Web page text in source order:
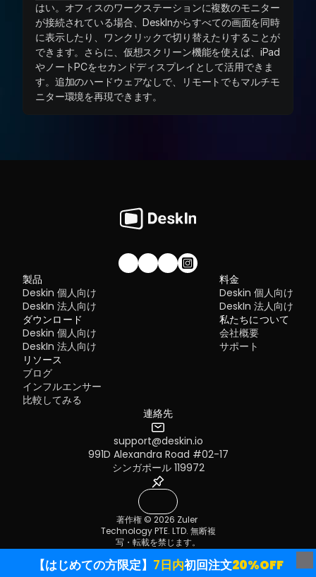
はい。オフィスのワークステーションに複数のモニター
が接続されている場合、DeskInからすべての画面を同時
に表示したり、ワンクリックで切り替えたりすることが
できます。さらに、仮想スクリーン機能を使えば、iPad
やノートPCをセカンドディスプレイとして活用できま
す。追加のハードウェアなしで、リモートでもマルチモ
ニター環境を再現できます。
私たちのコミュニティに参加しませんか！
製品
Deskin 個人向け
DeskIn 法人向け
ダウンロード
Deskin 個人向け
DeskIn 法人向け
料金
Deskin 個人向け
DeskIn 法人向け
私たちについて
会社概要
サポート
リソース
ブログ
インフルエンサー
比較してみる
連絡先
support@deskin.io
991D Alexandra Road #02-17
シンガポール 119972
著作権 © 2026 Zuler
Technology PTE. LTD. 無断複
写・転載を禁じます。
ダウンロード
【はじめての方限定】 7日内初回注文20%OFF